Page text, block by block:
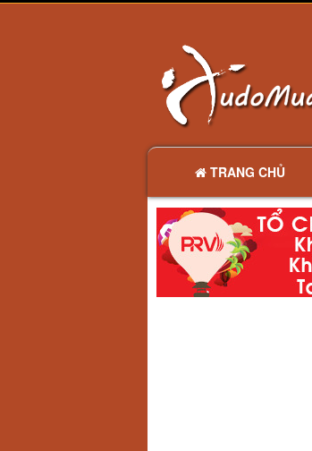
TRANG CHỦ